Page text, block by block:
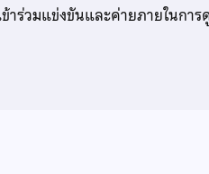
าร่วมแข่งขันและค่ายภายในกา